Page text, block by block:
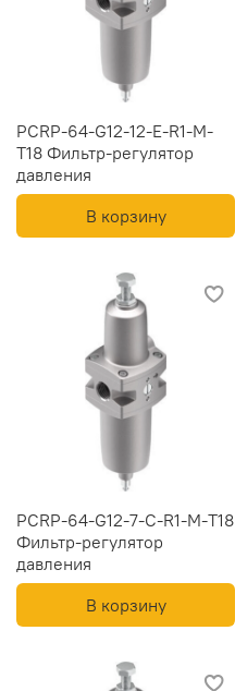
PCRP-64-G12-12-E-R1-M-
T18 Фильтр-регулятор
давления
В корзину
PCRP-64-G12-7-C-R1-M-T18
Фильтр-регулятор
давления
В корзину